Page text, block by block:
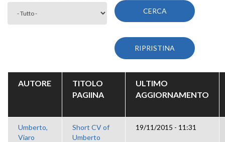
AUTORE
TITOLO
PAGIINA
ULTIMO
AGGIORNAMENTO
Umberto,
Viaro
Short CV of
Umberto
19/11/2015 - 11:31